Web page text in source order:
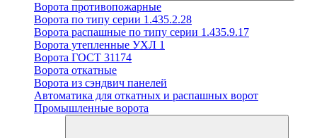
Ворота противопожарные
Ворота по типу серии 1.435.2.28
Ворота распашные по типу серии 1.435.9.17
Ворота утепленные УХЛ 1
Ворота ГОСТ 31174
Ворота откатные
Ворота из сэндвич панелей
Автоматика для откатных и распашных ворот
Промышленные ворота